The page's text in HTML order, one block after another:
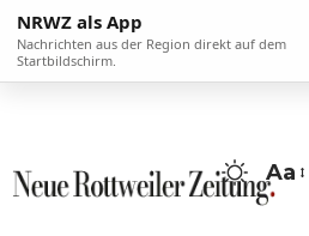
NRWZ als App
Nachrichten aus der Region direkt auf dem
Startbildschirm.
Aa